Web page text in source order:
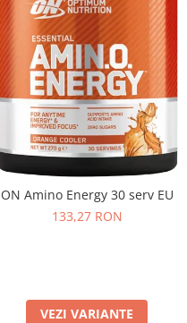
ON Amino Energy 30 serv EU
133,27 RON
VEZI VARIANTE